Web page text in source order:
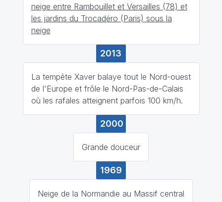
neige entre Rambouillet et Versailles (78) et
les jardins du Trocadéro (Paris) sous la
neige
2013
La tempête Xaver balaye tout le Nord-ouest
de l'Europe et frôle le Nord-Pas-de-Calais
où les rafales atteignent parfois 100 km/h.
2000
Grande douceur
1969
Neige de la Normandie au Massif central